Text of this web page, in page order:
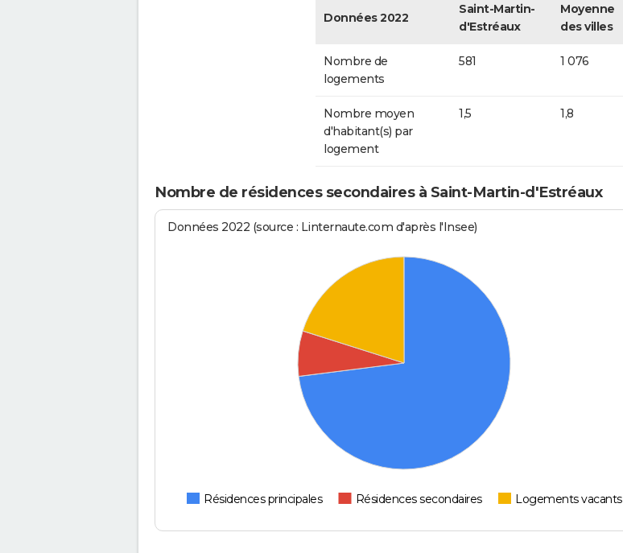
Données 2022
Saint-Martin-
d'Estréaux
Moyenne
des villes
Nombre de
logements
581 1 076
Nombre moyen
d'habitant(s) par
logement
1,5 1,8
Nombre de résidences secondaires à Saint-Martin-d'Estréaux
Données 2022 (source : Linternaute.com d'après l'Insee)
Résidences principales Résidences secondaires Logements vacants